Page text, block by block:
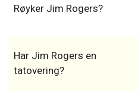
Røyker Jim Rogers?
Har Jim Rogers en
tatovering?